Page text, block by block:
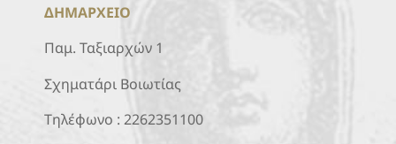
ΔΗΜΑΡΧΕΙΟ
Παμ. Ταξιαρχών 1
Σχηματάρι Βοιωτίας
Τηλέφωνο : 2262351100